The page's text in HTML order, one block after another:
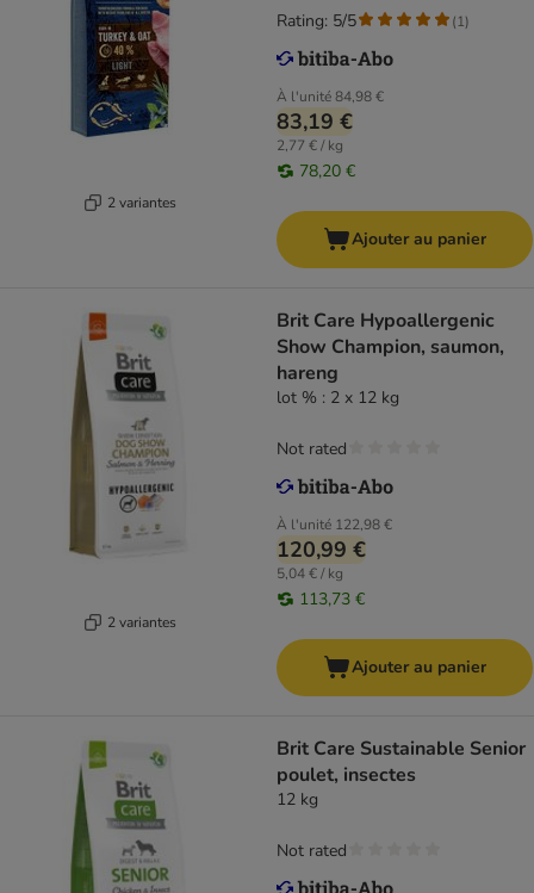
2 variantes
À l'unité84,98 €
83,19 €
2,77 € / kg
78,20 €
Rating: 5/5 (1)
Ajouter au panier
2 variantes
Brit Care Hypoallergenic
Show Champion, saumon,
hareng
lot % : 2 x 12 kg
À l'unité 122,98 €
120,99 €
5,04 € / kg
113,73 €
Not rated
Ajouter au panier
Brit Care Sustainable Senior
poulet, insectes
12 kg
Not rated